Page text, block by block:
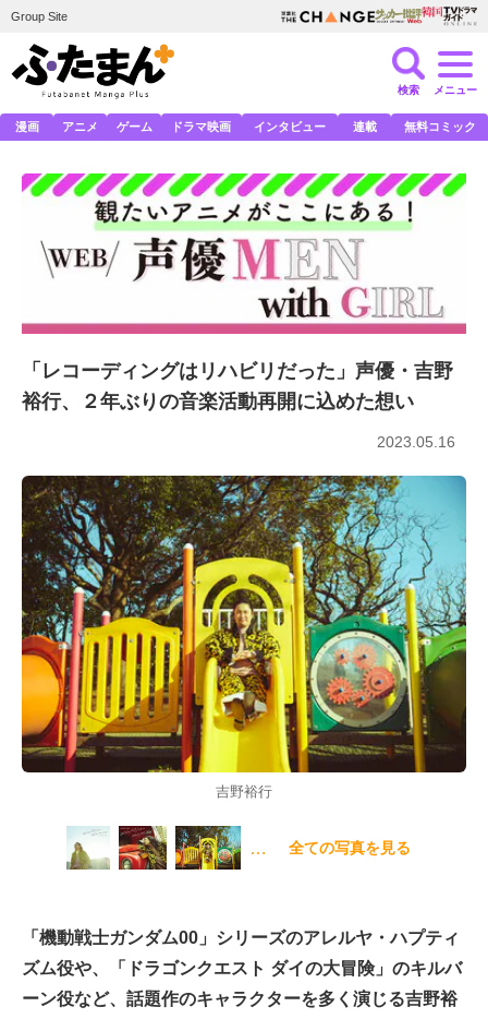
Group Site
検索 メニュー
漫画 アニメ ゲーム ドラマ映画 インタビュー 連載 無料コミック
「レコーディングはリハビリだった」声優・吉野
裕行、２年ぶりの音楽活動再開に込めた想い
2023.05.16
吉野裕行
… 全ての写真を見る
「機動戦士ガンダム00」シリーズのアレルヤ・ハプティ
ズム役や、「ドラゴンクエスト ダイの大冒険」のキルバ
ーン役など、話題作のキャラクターを多く演じる吉野裕